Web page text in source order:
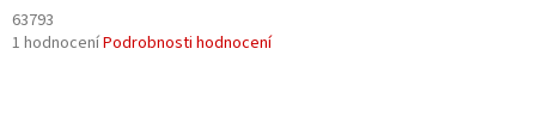
63793
Průměrné
1 hodnoceníPodrobnosti hodnocení